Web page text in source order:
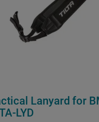
Lanyard for
LYD